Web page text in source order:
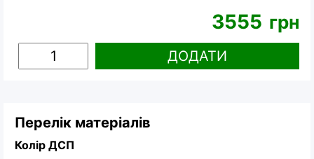
3555 грн
ДОДАТИ
Перелік матеріалів
Колір ДСП